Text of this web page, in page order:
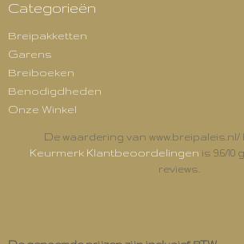
Categorieën
Breipakketten
Garens
Breiboeken
Benodigdheden
Onze Winkel
De waardering van www.breipaleis.nl/
Keurmerk Klantbeoordelingen is 9.6/
reviews.